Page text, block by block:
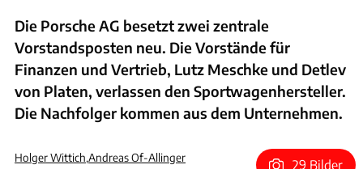
Die Porsche AG besetzt zwei zentrale
Vorstandsposten neu. Die Vorstände für
Finanzen und Vertrieb, Lutz Meschke und Detlev
von Platen, verlassen den Sportwagenhersteller.
Die Nachfolger kommen aus dem Unternehmen.
Holger Wittich,Andreas Of-Allinger
29 Bilder